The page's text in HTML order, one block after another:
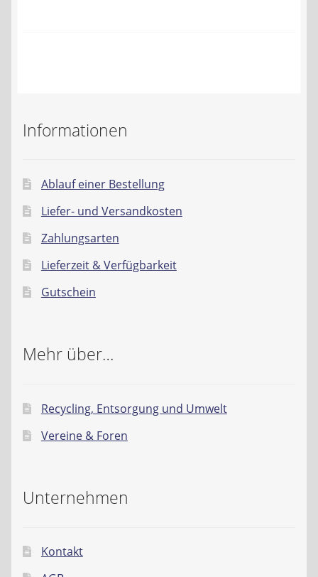
Datenschutzerklärung
Informationen
Ablauf einer Bestellung
Liefer- und Versandkosten
Zahlungsarten
Lieferzeit & Verfügbarkeit
Gutschein
Mehr über…
Recycling, Entsorgung und Umwelt
Vereine & Foren
Unternehmen
Kontakt